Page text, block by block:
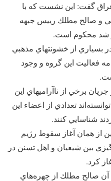
گفت: اين نشست كه با
و صالح مطلك رييس جبهه
شد محكوم است.
بسياري از خشونتهاي مذهبي
فعاليت اين گروه و وجود
برخي از ناآراميهاي اين
تعدادي از اعضاء اين
شناسايي كنند.
از همان آغاز سقوط رژيم
بين شيعيان و اهل تسنن در
كرد.
صالح مطلك از چهره‌هاي